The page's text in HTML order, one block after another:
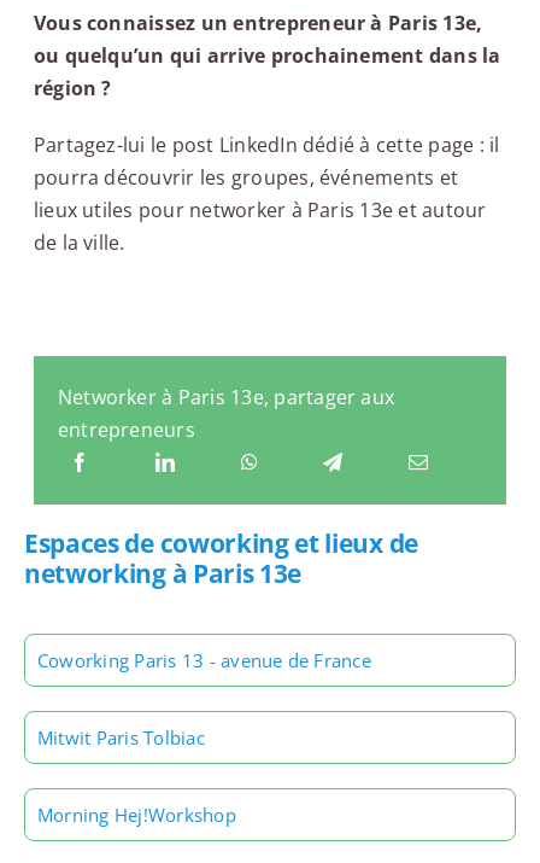
Vous connaissez un entrepreneur à Paris 13e,
ou quelqu’un qui arrive prochainement dans la
région ?
Partagez-lui le post LinkedIn dédié à cette page : il
pourra découvrir les groupes, événements et
lieux utiles pour networker à Paris 13e et autour
de la ville.
Networker à Paris 13e, partager aux
entrepreneurs
Espaces de coworking et lieux de
networking à Paris 13e
Coworking Paris 13 - avenue de France
Mitwit Paris Tolbiac
Morning Hej!Workshop